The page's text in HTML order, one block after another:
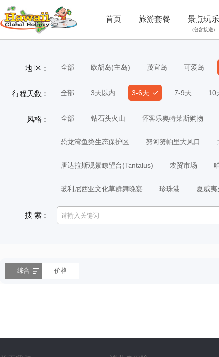
首页 旅游套餐 景点玩乐
(包含接送)
地 区： 全部 欧胡岛(主岛) 茂宜岛 可爱岛
行程天数： 全部 3天以内 3-6天 7-9天 10
风格： 全部 钻石头火山 怀客乐奥特莱斯购物
恐龙湾鱼类生态保护区 努阿努帕里大风口
唐达拉斯观景瞭望台(Tantalus) 农贸市场
玻利尼西亚文化草群舞晚宴 珍珠港 夏威夷
搜 索：
综合 价格